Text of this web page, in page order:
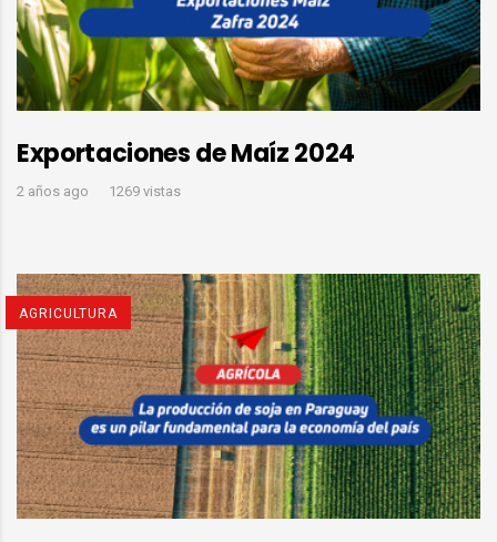
Exportaciones de Maíz 2024
2 años ago 1269 vistas
AGRICULTURA